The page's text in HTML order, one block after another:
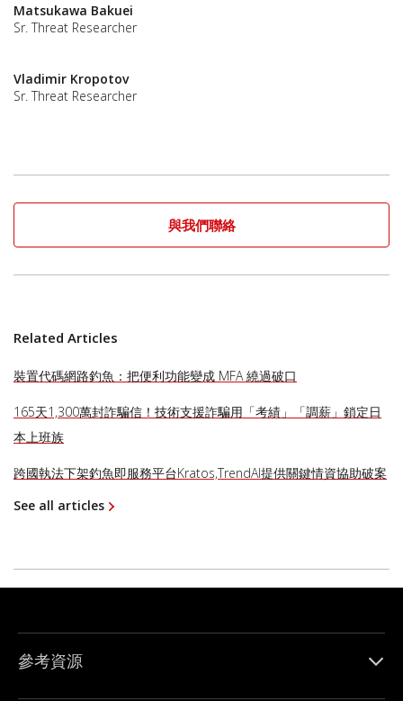
Matsukawa Bakuei
Sr. Threat Researcher
Vladimir Kropotov
Sr. Threat Researcher
與我們聯絡
Related Articles
裝置代碼網路釣魚：把便利功能變成 MFA 繞過破口
165天1,300萬封詐騙信！技術支援詐騙用「考績」「調薪」鎖定日
本上班族
跨國執法下架釣魚即服務平台Kratos,TrendAI提供關鍵情資協助破案
See all articles
參考資源